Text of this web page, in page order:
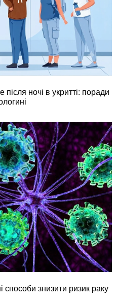
ночі в укритті: поради
способи знизити ризик раку